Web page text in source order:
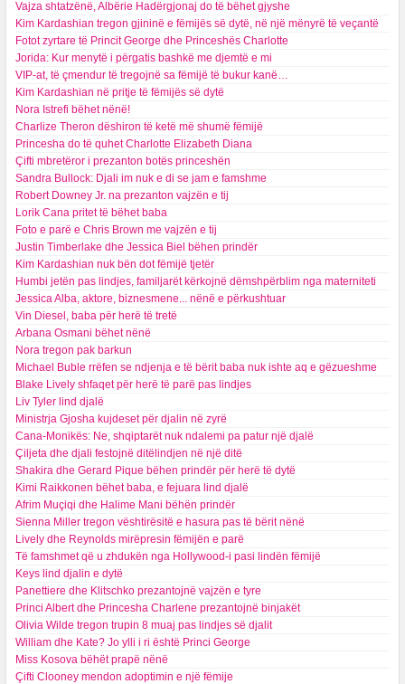
Vajza shtatzënë, Albërie Hadërgjonaj do të bëhet gjyshe
Kim Kardashian tregon gjininë e fëmijës së dytë, në një mënyrë të veçantë
Fotot zyrtare të Princit George dhe Princeshës Charlotte
Jorida: Kur menytë i përgatis bashkë me djemtë e mi
VIP-at, të çmendur të tregojnë sa fëmijë të bukur kanë…
Kim Kardashian në pritje të fëmijës së dytë
Nora Istrefi bëhet nënë!
Charlize Theron dëshiron të ketë më shumë fëmijë
Princesha do të quhet Charlotte Elizabeth Diana
Çifti mbretëror i prezanton botës princeshën
Sandra Bullock: Djali im nuk e di se jam e famshme
Robert Downey Jr. na prezanton vajzën e tij
Lorik Cana pritet të bëhet baba
Foto e parë e Chris Brown me vajzën e tij
Justin Timberlake dhe Jessica Biel bëhen prindër
Kim Kardashian nuk bën dot fëmijë tjetër
Humbi jetën pas lindjes, familjarët kërkojnë dëmshpërblim nga materniteti
Jessica Alba, aktore, biznesmene... nënë e përkushtuar
Vin Diesel, baba për herë të tretë
Arbana Osmani bëhet nënë
Nora tregon pak barkun
Michael Buble rrëfen se ndjenja e të bërit baba nuk ishte aq e gëzueshme
Blake Lively shfaqet për herë të parë pas lindjes
Liv Tyler lind djalë
Ministrja Gjosha kujdeset për djalin në zyrë
Cana-Monikës: Ne, shqiptarët nuk ndalemi pa patur një djalë
Çiljeta dhe djali festojnë ditëlindjen në një ditë
Shakira dhe Gerard Pique bëhen prindër për herë të dytë
Kimi Raikkonen bëhet baba, e fejuara lind djalë
Afrim Muçiqi dhe Halime Mani bëhën prindër
Sienna Miller tregon vështirësitë e hasura pas të bërit nënë
Lively dhe Reynolds mirëpresin fëmijën e parë
Të famshmet që u zhdukën nga Hollywood-i pasi lindën fëmijë
Keys lind djalin e dytë
Panettiere dhe Klitschko prezantojnë vajzën e tyre
Princi Albert dhe Princesha Charlene prezantojnë binjakët
Olivia Wilde tregon trupin 8 muaj pas lindjes së djalit
William dhe Kate? Jo ylli i ri është Princi George
Miss Kosova bëhët prapë nënë
Çifti Clooney mendon adoptimin e një fëmije